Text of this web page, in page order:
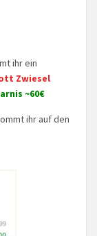
ihr ein
Zwiesel
~60€
ihr auf den